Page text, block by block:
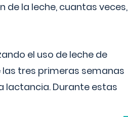
la leche, cuantas veces,
el uso de leche de
tres primeras semanas
lactancia. Durante estas